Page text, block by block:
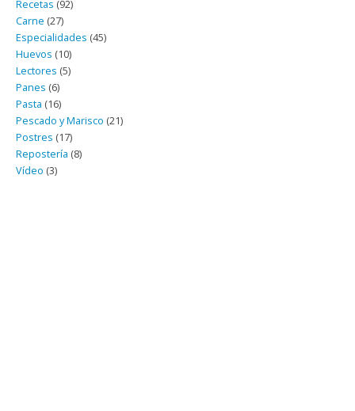
Recetas (92)
Carne (27)
Especialidades (45)
Huevos (10)
Lectores (5)
Panes (6)
Pasta (16)
Pescado y Marisco (21)
Postres (17)
Repostería (8)
Vídeo (3)